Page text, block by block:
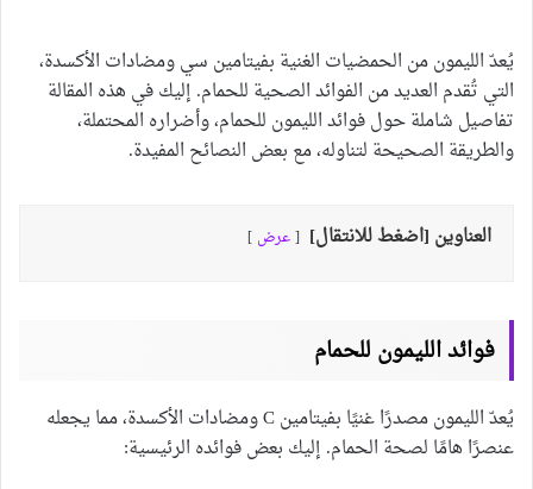
يُعدّ الليمون من الحمضيات الغنية بفيتامين سي ومضادات الأكسدة،
التي تُقدم العديد من الفوائد الصحية للحمام. إليك في هذه المقالة
تفاصيل شاملة حول فوائد الليمون للحمام، وأضراره المحتملة،
والطريقة الصحيحة لتناوله، مع بعض النصائح المفيدة.
العناوين [اضغط للانتقال] عرض
فوائد الليمون للحمام
يُعدّ الليمون مصدرًا غنيًا بفيتامين C ومضادات الأكسدة، مما يجعله
عنصرًا هامًا لصحة الحمام. إليك بعض فوائده الرئيسية: